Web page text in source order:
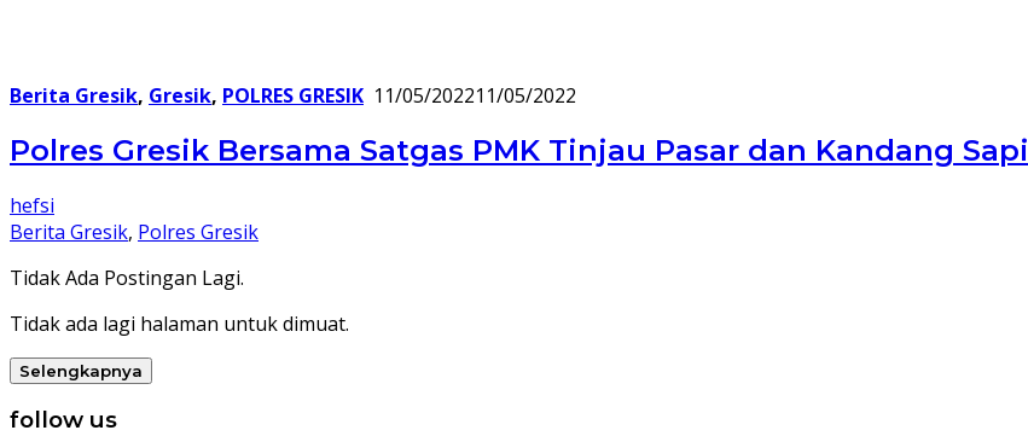
Berita Gresik, Gresik, POLRES GRESIK 11/05/202211/05/2022
Polres Gresik Bersama Satgas PMK Tinjau Pasar dan Kandang Sapi
hefsi
Berita Gresik, Polres Gresik
Tidak Ada Postingan Lagi.
Tidak ada lagi halaman untuk dimuat.
Selengkapnya
follow us